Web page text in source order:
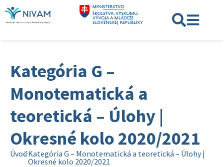
Kategória G –
Monotematická a
teoretická – Úlohy |
Okresné kolo 2020/2021
ÚvodKategória G – Monotematická a teoretická – Úlohy |
Okresné kolo 2020/2021